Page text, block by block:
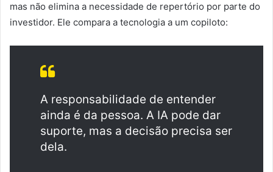
mas não elimina a necessidade de repertório por parte do
investidor. Ele compara a tecnologia a um copiloto:
A responsabilidade de entender
ainda é da pessoa. A IA pode dar
suporte, mas a decisão precisa ser
dela.